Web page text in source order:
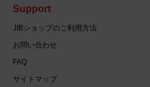
Support
JIBショップのご利用方法
お問い合わせ
FAQ
サイトマップ